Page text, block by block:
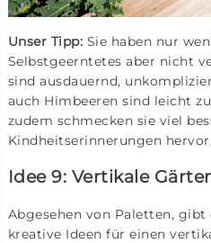
Unser Tipp: Sie haben nur
Selbstgeerntetes aber nicht
sind ausdauernd,
auch Himbeeren sind leicht
zudem schmecken sie viel
Kindheitserinnerungen
Idee 9: Vertikale
Abgesehen von Paletten,
kreative Ideen für einen